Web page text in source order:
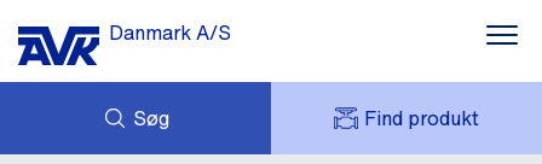
Danmark A/S
Søg Find produkt